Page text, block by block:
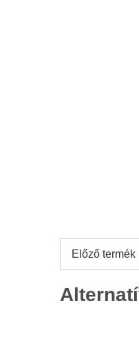
Előző termék